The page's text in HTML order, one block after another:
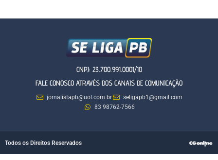
CNPJ: 23.700.991.0001/10
FALE CONOSCO ATRAVÉS DOS CANAIS DE COMUNICAÇÃO
jornalistapb@uol.com.br
seligapb1@gmail.com
83 98762-7566
Todos os Direitos Reservados